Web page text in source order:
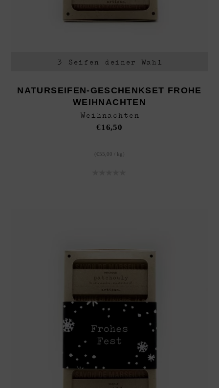
3 Seifen deiner Wahl
NATURSEIFEN-GESCHENKSET FROHE
WEIHNACHTEN
Weihnachten
€16,50
( €55,00 kg )